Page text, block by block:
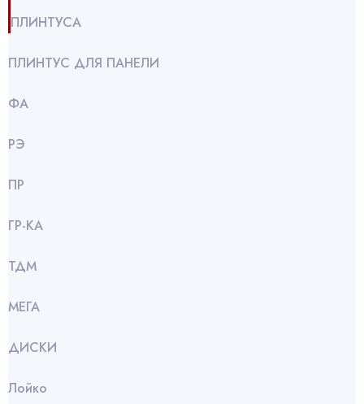
ПЛИНТУСА
ПЛИНТУС ДЛЯ ПАНЕЛИ
ФА
РЭ
ПР
ГР-КА
ТДМ
МЕГА
ДИСКИ
Лойко